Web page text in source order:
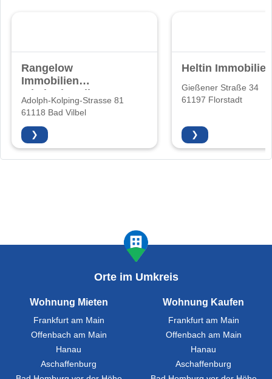
Rangelow
Immobilien
Inhaberin: Elke
Rangelow
Adolph-Kolping-Strasse 81
61118 Bad Vilbel
❯
Heltin Immobilien
Gießener Straße 34
61197 Florstadt
❯
Orte im Umkreis
Wohnung Mieten
Frankfurt am Main
Offenbach am Main
Hanau
Aschaffenburg
Wohnung Kaufen
Frankfurt am Main
Offenbach am Main
Hanau
Aschaffenburg